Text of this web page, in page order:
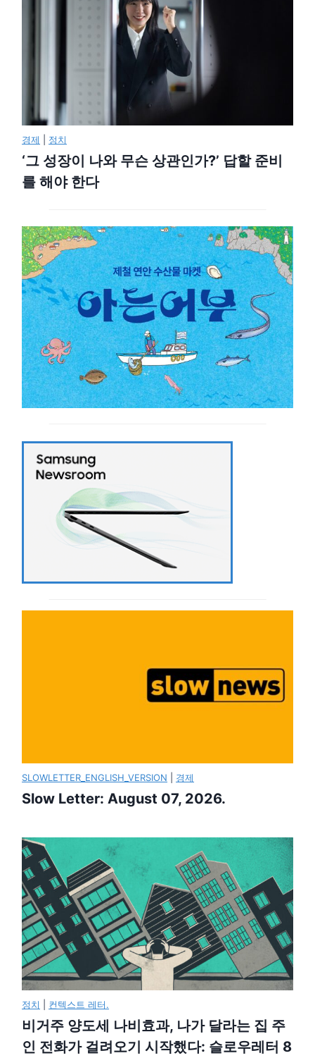
경제 정치
‘그 성장이 나와 무슨 상관인가?’ 답할 준비
를 해야 한다
SLOWLETTER_ENGLISH_VERSION 경제
Slow Letter: August 07, 2026.
정치 컨텍스트 레터.
비거주 양도세 나비효과, 나가 달라는 집 주
인 전화가 걸려오기 시작했다: 슬로우레터 8